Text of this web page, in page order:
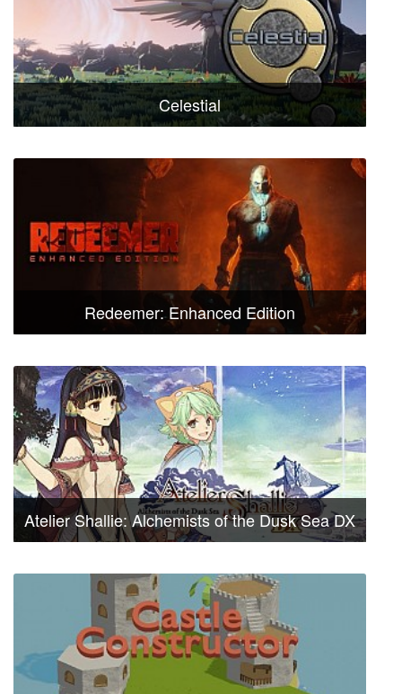
Celestial
Redeemer: Enhanced Edition
Atelier Shallie: Alchemists of the Dusk Sea DX